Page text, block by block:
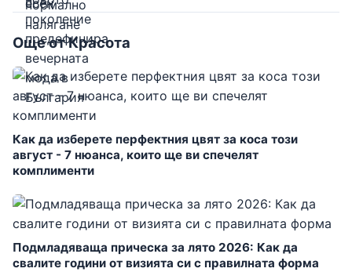
Още от Красота
Как да изберете перфектния цвят за коса този
август - 7 нюанса, които ще ви спечелят
комплименти
Подмладяваща прическа за лято 2026: Как да
свалите години от визията си с правилната форма